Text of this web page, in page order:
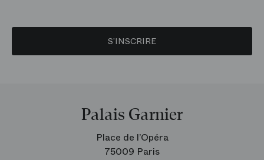
S’INSCRIRE
Palais Garnier
Place de l’Opéra
75009 Paris